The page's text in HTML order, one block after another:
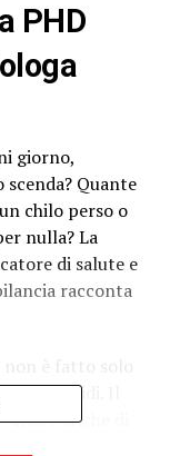
PHD
giorno,
Quante
chilo perso o
nulla? La
di salute e
racconta
e liquidi. Il
anche di